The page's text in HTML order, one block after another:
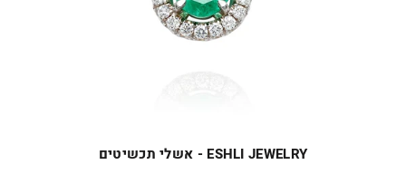
ESHLI JEWELRY - אשלי תכשיטים